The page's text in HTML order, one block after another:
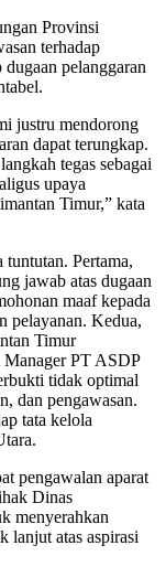
Provinsi
terhadap
dugaan pelanggaran
justru mendorong
dapat terungkap.
tegas sebagai
upaya
Timur,” kata
Pertama,
jawab atas dugaan
maaf kepada
pelayanan. Kedua,
Timur
Manager PT ASDP
tidak optimal
dan pengawasan.
tata kelola
pengawalan aparat
Dinas
menyerahkan
lanjut atas aspirasi